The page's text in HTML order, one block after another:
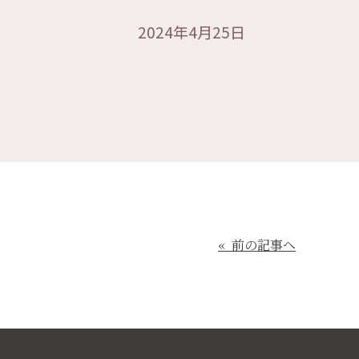
2024年4月25日
« 前の記事へ